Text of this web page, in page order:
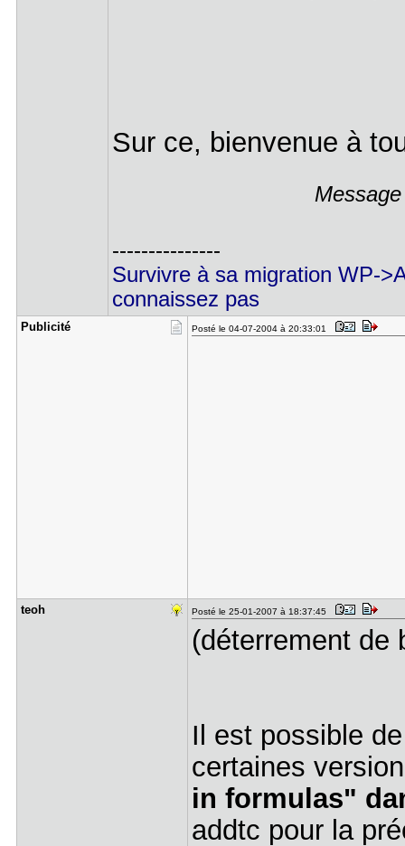
Sur ce, bienvenue à
---------------
Survivre à sa migration WP-
connaissez pas
Publicité Posté le 04-07-2004 à 20:33:01
teoh Posté le 25-01-2007 à 18:37:45
(déterrement de
Il est possible
certaines
in formulas"
addtc pour la